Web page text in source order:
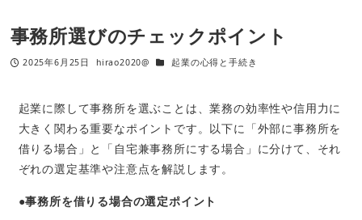
事務所選びのチェックポイント
2025年6月25日 hirao2020@ 起業の心得と手続き
起業に際して事務所を選ぶことは、業務の効率性や信用力に
大きく関わる重要なポイントです。以下に「外部に事務所を
借りる場合」と「自宅兼事務所にする場合」に分けて、それ
ぞれの選定基準や注意点を解説します。
●事務所を借りる場合の選定ポイント